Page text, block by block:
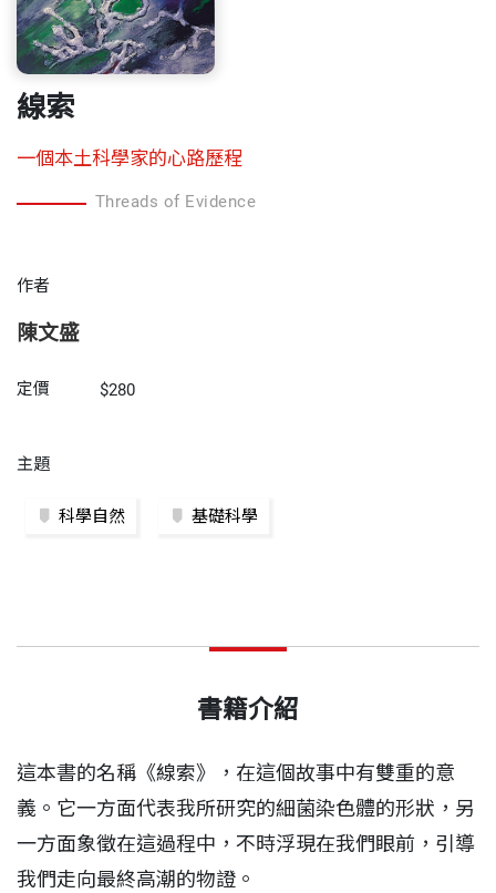
線索
一個本土科學家的心路歷程
Threads of Evidence
作者
陳文盛
定價 $280
主題
科學自然 基礎科學
書籍介紹
這本書的名稱《線索》，在這個故事中有雙重的意
義。它一方面代表我所研究的細菌染色體的形狀，另
一方面象徵在這過程中，不時浮現在我們眼前，引導
我們走向最終高潮的物證。